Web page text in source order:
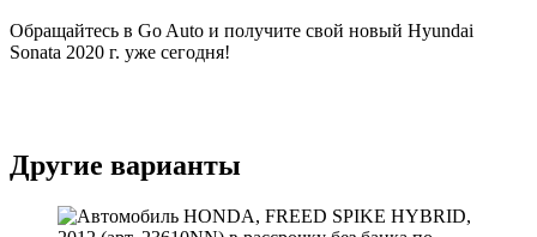
Обращайтесь в Go Auto и получите свой новый Hyundai
Sonata 2020 г. уже сегодня!
Другие варианты